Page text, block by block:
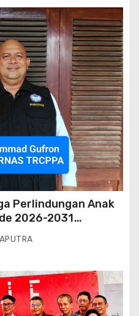
Perlindungan Anak
Nasional Tim
Perempuan Anak
Selamat